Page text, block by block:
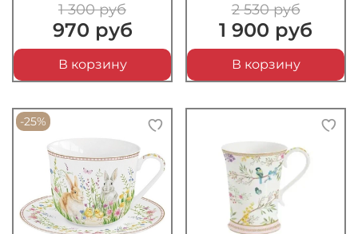
1 300 руб
970 руб
В корзину
2 530 руб
1 900 руб
В корзину
-25%